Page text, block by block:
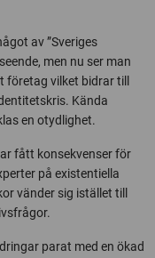
av ”Sveriges
men nu ser man
företag vilket bidrar till
Kända
en otydlighet.
fått konsekvenser för
på existentiella
vänder sig istället till
parat med en ökad